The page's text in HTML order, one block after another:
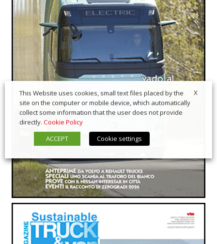
X
This Website uses cookies, small text files placed by the
site on the computer or mobile device, which automatically
collect some information that the user does not provide
directly. Cookie Policy
ACCEPT
Cookie settings